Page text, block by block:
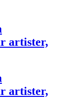
artister,
artister,